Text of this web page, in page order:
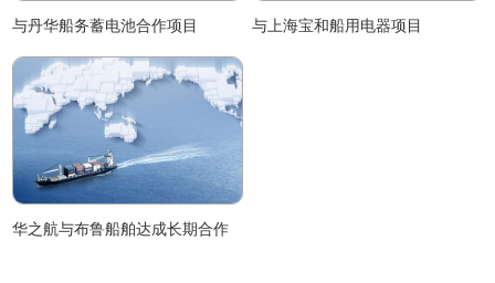
与丹华船务蓄电池合作项目 与上海宝和船用电器项目
华之航与布鲁船舶达成长期合作